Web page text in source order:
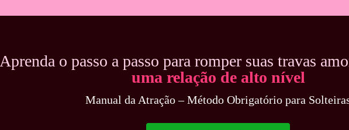
Aprenda o passo a passo para romper suas travas
uma relação de alto nível
Manual da Atração – Método Obrigatório para